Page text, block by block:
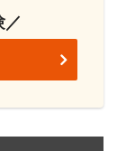
／